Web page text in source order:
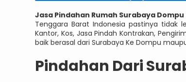
Jasa Pindahan Rumah Surabaya Dompu
Tenggara Barat Indonesia pastinya tidak
Kantor, Kos, Jasa Pindah Kontrakan,
baik berasal dari Surabaya Ke Dompu
Pindahan Dari